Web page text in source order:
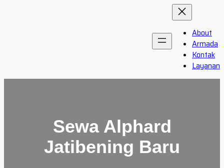
About
Armada
Kontak
Layanan
Sewa Alphard
Jatibening Baru